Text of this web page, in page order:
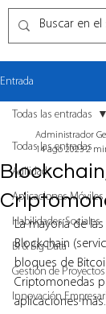
Entrada
Todas las entradas
Agilidad
Aplicaciones Móviles
Habilidades Sociales
BI & Big Data
Gestión de Proyectos
Innovación
Todas las entradas
Administrador
14 ago 20232
La mayoría de
Blockchain
bloques de
Criptomonedas
aplicaciones